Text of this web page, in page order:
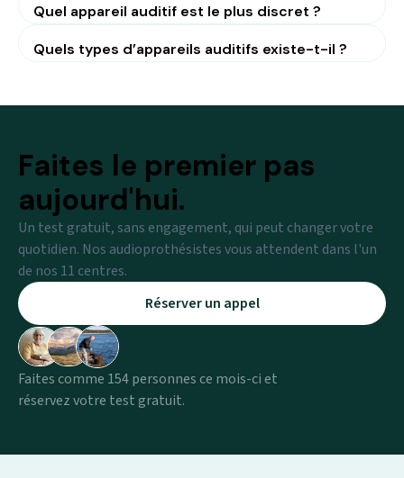
Quel appareil auditif est le plus discret ?
Quels types d’appareils auditifs existe-t-il ?
Faites le premier pas
aujourd'hui.
Un test gratuit, sans engagement, qui peut changer votre
quotidien. Nos audioprothésistes vous attendent dans l'un
de nos 11 centres.
Réserver un appel
Faites comme 154 personnes ce mois-ci et
réservez votre test gratuit.